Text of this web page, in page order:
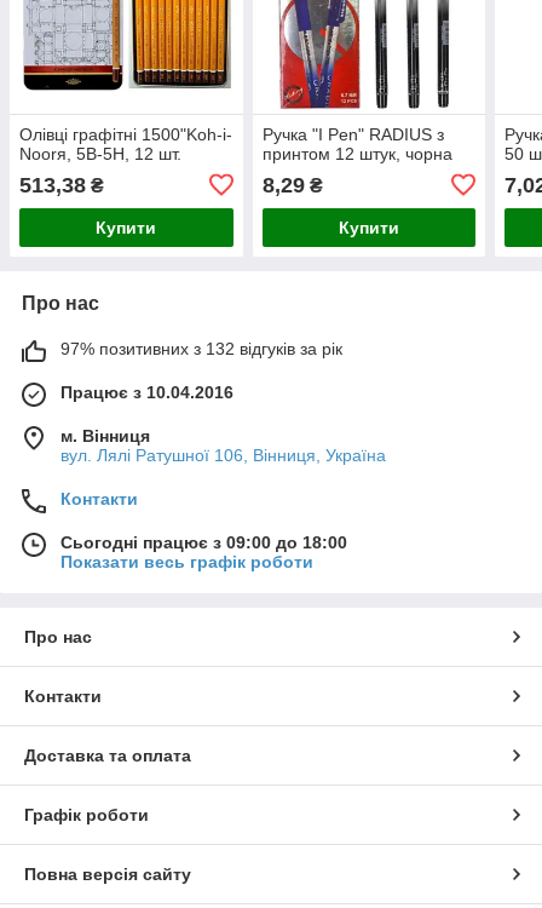
Олівці графітні 1500"Koh-i-
Noorя, 5В-5Н, 12 шт.
513,38 ₴
Купити
Ручка "I Pen" RADIUS з
принтом 12 штук, чорна
8,29₴
Купити
50
Про нас
97% позитивних з 132 відгуків за рік
Працює з 10.04.2016
м. Вінниця
вул. Лялі Ратушної 106, Вінниця, Україна
Контакти
Сьогодні працює з 09:00 до 18:00
Показати весь графік роботи
Про нас
Контакти
Доставка та оплата
Графік роботи
Повна версія сайту